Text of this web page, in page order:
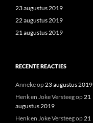
23 augustus 2019
22 augustus 2019
21 augustus 2019
RECENTE REACTIES
Annekeop23 augustus 2019
Henk en Joke Versteegop21
augustus 2019
Henk en Joke Versteegop21